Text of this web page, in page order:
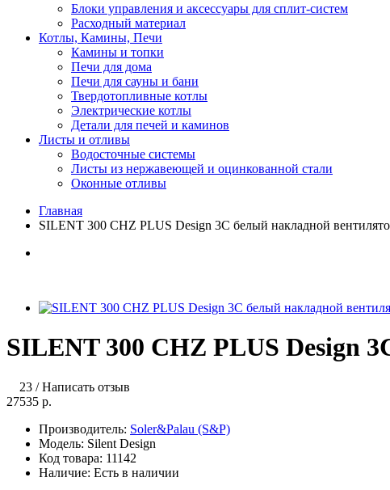
Блоки управления и аксессуары для сплит-систем
Расходный материал
Котлы, Камины, Печи
Камины и топки
Печи для дома
Печи для сауны и бани
Твердотопливные котлы
Электрические котлы
Детали для печей и каминов
Листы и отливы
Водосточные системы
Листы из нержавеющей и оцинкованной стали
Оконные отливы
Главная
SILENT 300 CHZ PLUS Design 3C белый накладной
SILENT 300 CHZ PLUS Design
23 /Написать отзыв
27535 р.
Производитель: Soler&Palau (S&P)
Модель: Silent Design
Код товара: 11142
Наличие: Есть в наличии